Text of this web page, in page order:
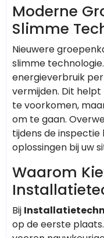
Moderne
Slimme
Nieuwere
slimme
energieverbruik
vermijden. Dit
te voorkomen,
om te gaan.
tijdens de
oplossingen bij uw
Waarom
Bij
op de eerste